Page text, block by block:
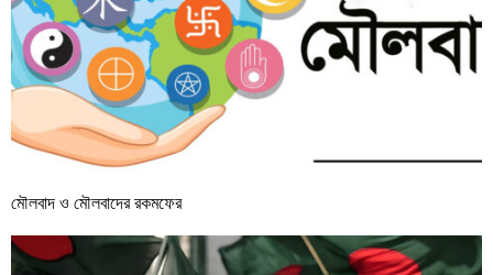
মৌলবাদ ও মৌলবাদের রকমফের